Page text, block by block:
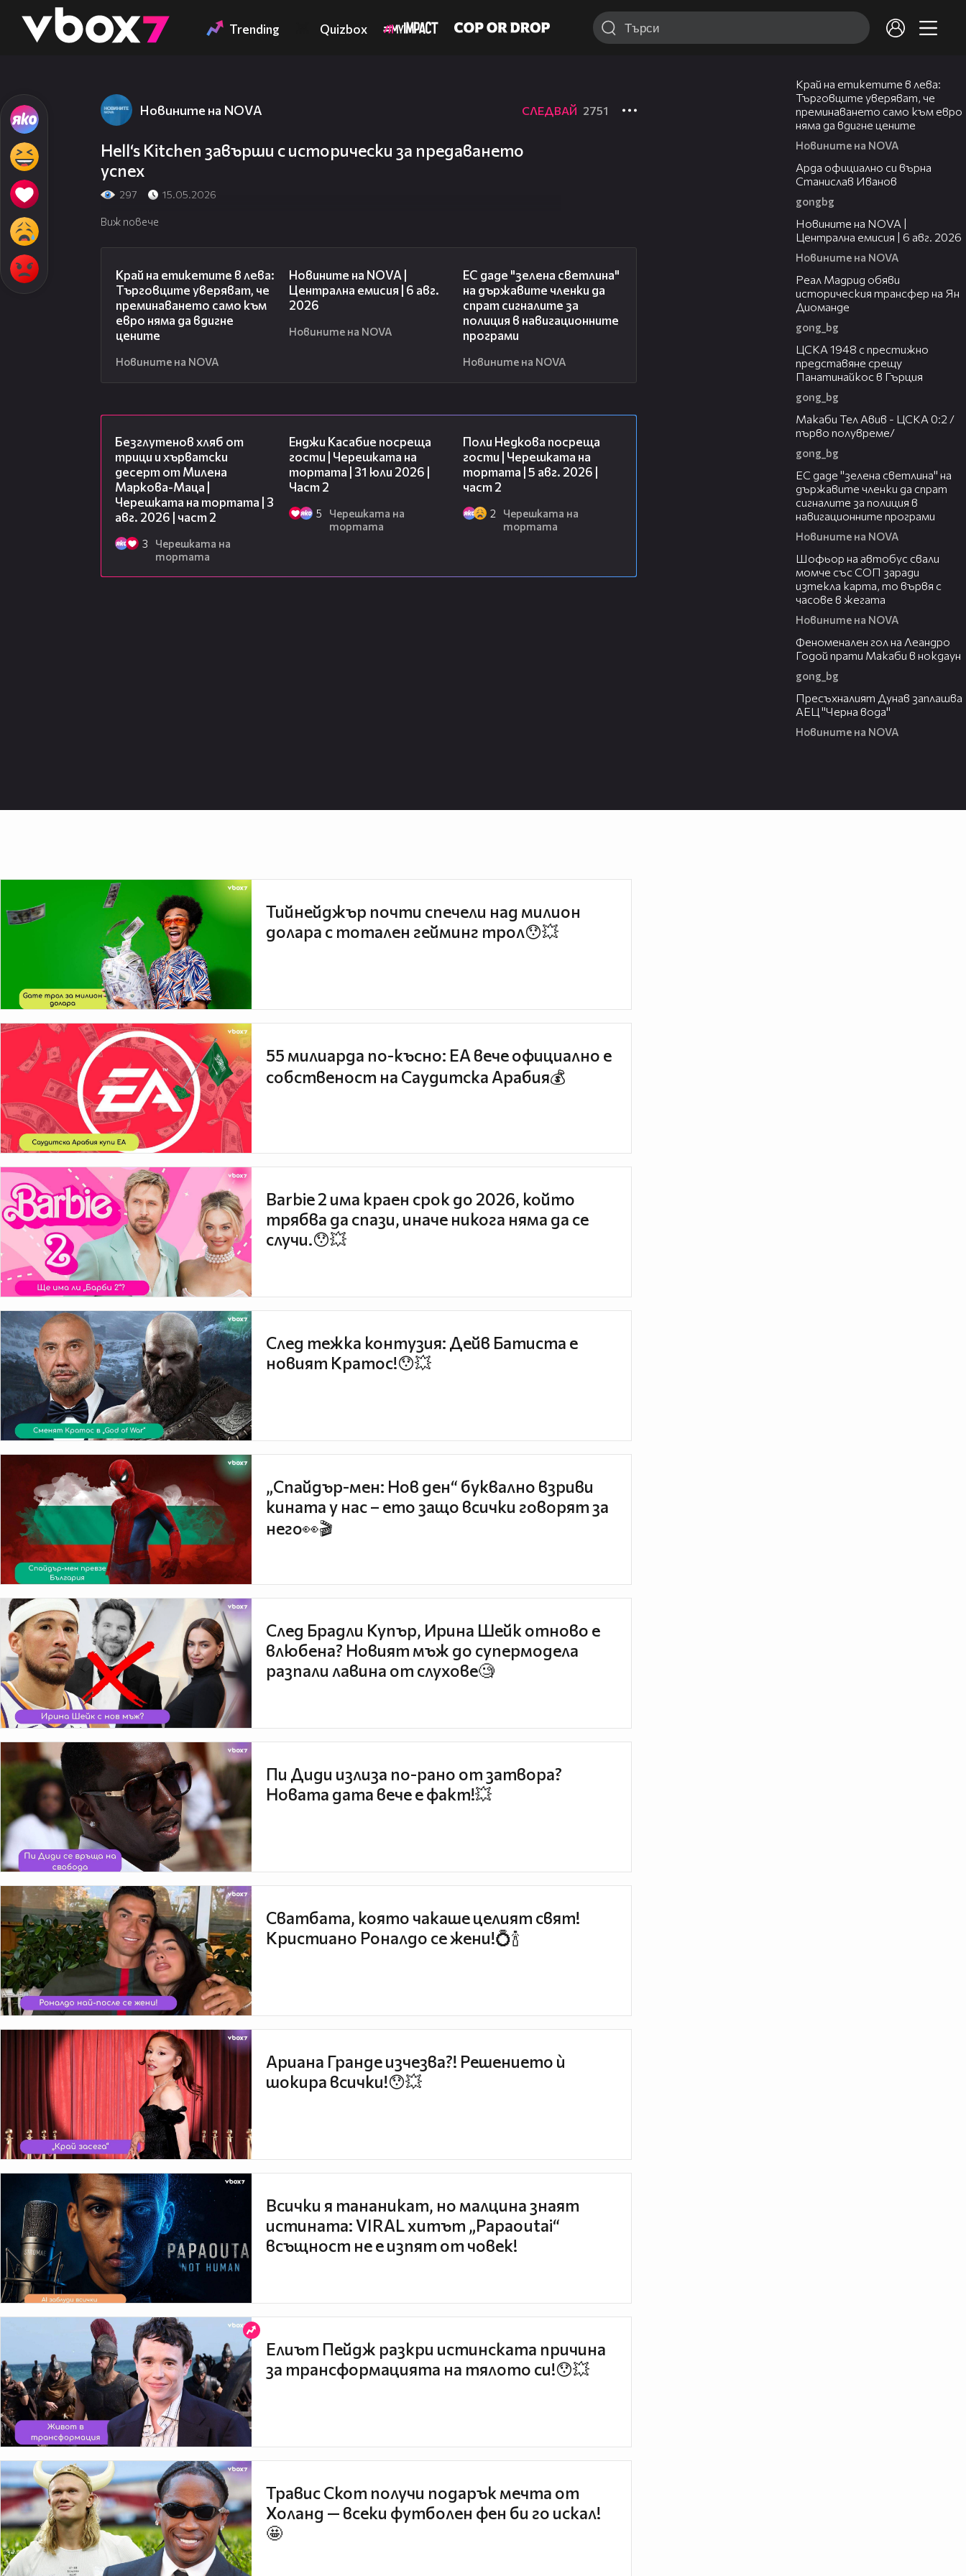
👾 Trending Quizbox
Новините на NOVA СЛЕДВАЙ 2751
Hell‘s Kitchen завърши с исторически за предаването
успех
297 15.05.2026
Виж повече
Край на етикетите в лева:
Търговците уверяват, че
преминаването само към
евро няма да вдигне
цените
Новините на NOVA
Новините на NOVA |
Централна емисия | 6 авг.
2026
Новините на NOVA
ЕС даде "зелена светлина"
на държавите членки да
спрат сигналите за
полиция в навигационните
програми
Новините на NOVA
Безглутенов хляб от
трици и хърватски
десерт от Милена
Маркова-Маца |
Черешката на тортата | 3
авг. 2026 | част 2
3
Черешката на
тортата
Енджи Касабие посреща
гости | Черешката на
тортата | 31 юли 2026 |
Част 2
5
Черешката на
тортата
Поли Недкова посреща
гости | Черешката на
тортата | 5 авг. 2026 |
част 2
2
Черешката на
тортата
Край на етикетите в лева:
Търговците уверяват, че
преминаването само към евро
няма да вдигне цените
Новините на NOVA
Арда официално си върна
Станислав Иванов
gongbg
Новините на NOVA |
Централна емисия | 6 авг. 2026
Новините на NOVA
Реал Мадрид обяви
историческия трансфер на Ян
Диоманде
gong_bg
ЦСКА 1948 с престижно
представяне срещу
Панатинайкос в Гърция
gong_bg
Макаби Тел Авив - ЦСКА 0:2 /
първо полувреме/
gong_bg
ЕС даде "зелена светлина" на
държавите членки да спрат
сигналите за полиция в
навигационните програми
Новините на NOVA
Шофьор на автобус свали
момче със СОП заради
изтекла карта, то вървя с
часове в жегата
Новините на NOVA
Феноменален гол на Леандро
Годой прати Макаби в нокдаун
gong_bg
Пресъхналият Дунав заплашва
АЕЦ "Черна вода"
Новините на NOVA
Тийнейджър почти спечели над милион
долара с тотален гейминг трол😯💥
55 милиарда по-късно: EA вече официално е
собственост на Саудитска Арабия💰
Barbie 2 има краен срок до 2026, който
трябва да спази, иначе никога няма да се
случи.😯💥
След тежка контузия: Дейв Батиста е
новият Кратос!😯💥
„Спайдър-мен: Нов ден“ буквално взриви
кината у нас – ето защо всички говорят за
него👀🎬
След Брадли Купър, Ирина Шейк отново е
влюбена? Новият мъж до супермодела
разпали лавина от слухове🧐
Пи Диди излиза по-рано от затвора?
Новата дата вече е факт!💥
Сватбата, която чакаше целият свят!
Кристиано Роналдо се жени!💍🍾
Ариана Гранде изчезва?! Решението ѝ
шокира всички!😯💥
Всички я тананикат, но малцина знаят
истината: VIRAL хитът „Papaoutai“
всъщност не е изпят от човек!
Елиът Пейдж разкри истинската причина
за трансформацията на тялото си!😯💥
Травис Скот получи подарък мечта от
Холанд — всеки футболен фен би го искал!
🤩